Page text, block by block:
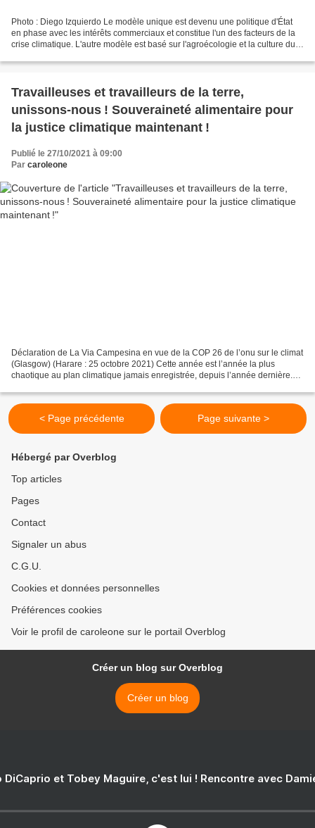
Photo : Diego Izquierdo Le modèle unique est devenu une politique d'État
en phase avec les intérêts commerciaux et constitue l'un des facteurs de la
crise climatique. L'autre modèle est basé sur l'agroécologie et la culture du
Travailleuses et travailleurs de la terre,
unissons-nous ! Souveraineté alimentaire pour
la justice climatique maintenant !
Publié le 27/10/2021 à 09:00
Par caroleone
Déclaration de La Via Campesina en vue de la COP 26 de l’onu sur le climat
(Glasgow) (Harare : 25 octobre 2021) Cette année est l’année la plus
chaotique au plan climatique jamais enregistrée, depuis l’année dernière.
< Page précédente Page suivante >
Hébergé par Overblog
Top articles
Pages
Contact
Signaler un abus
C.G.U.
Cookies et données personnelles
Préférences cookies
Voir le profil de caroleone sur le portail Overblog
Créer un blog sur Overblog
Créer un blog
DiCaprio et Tobey Maguire, c'est lui ! Rencontre avec